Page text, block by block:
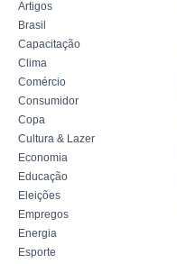
Artigos
Brasil
Capacitação
Clima
Comércio
Consumidor
Copa
Cultura & Lazer
Economia
Educação
Eleições
Empregos
Energia
Esporte